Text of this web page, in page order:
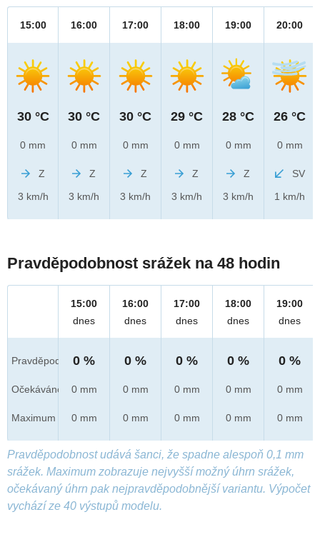
15:00
30 °C
0 mm
Z
3 km/h
16:00
30 °C
0 mm
Z
3 km/h
17:00
30 °C
0 mm
Z
3 km/h
18:00
29 °C
0 mm
Z
3 km/h
19:00
28 °C
0 mm
Z
3 km/h
20:00
26 °C
0 mm
SV
1 km/h
Pravděpodobnost srážek na 48 hodin
Pravděpod.
Očekáváno
Maximum
15:00
dnes
0 %
0 mm
0 mm
16:00
dnes
0 %
0 mm
0 mm
17:00
dnes
0 %
0 mm
0 mm
18:00
dnes
0 %
0 mm
0 mm
19:00
dnes
0 %
0 mm
0 mm
Pravděpodobnost udává šanci, že spadne alespoň 0,1 mm
srážek. Maximum zobrazuje nejvyšší možný úhrn srážek,
očekávaný úhrn pak nejpravděpodobnější variantu. Výpočet
vychází ze 40 výstupů modelu.